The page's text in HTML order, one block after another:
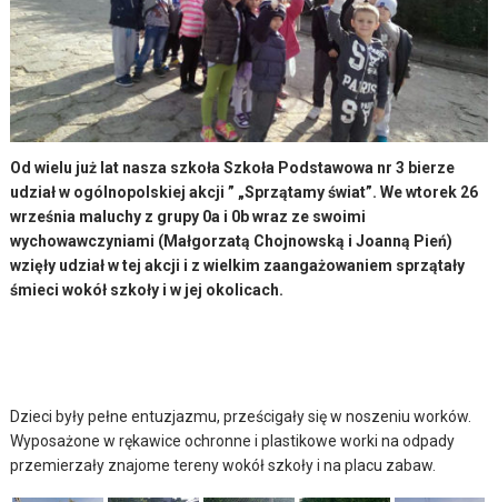
Od wielu już lat nasza szkoła Szkoła Podstawowa nr 3 bierze
udział w ogólnopolskiej akcji ” „Sprzątamy świat”. We wtorek 26
września maluchy z grupy 0a i 0b wraz ze swoimi
wychowawczyniami (Małgorzatą Chojnowską i Joanną Pień)
wzięły udział w tej akcji i z wielkim zaangażowaniem sprzątały
śmieci wokół szkoły i w jej okolicach.
Dzieci były pełne entuzjazmu, prześcigały się w noszeniu worków.
Wyposażone w rękawice ochronne i plastikowe worki na odpady
przemierzały znajome tereny wokół szkoły i na placu zabaw.